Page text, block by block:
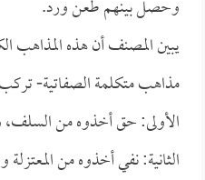
وحصل بينهم طعن ورد.
يبين المصنف أن هذه المذاهب
مذاهب متكلمة الصفاتية-
الأولى: حق أخذوه من السلف،
الثانية: نفي أخذوه من المعتزلة